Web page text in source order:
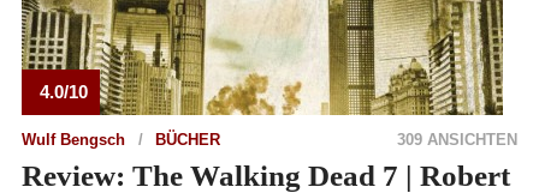
4.0/10
Wulf Bengsch BÜCHER 309 ANSICHTEN
Review: The Walking Dead 7 | Robert